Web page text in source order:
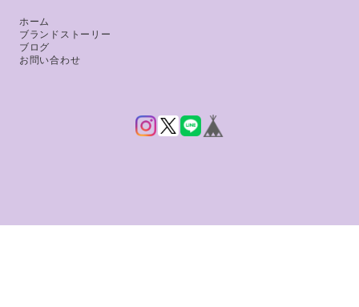
ホーム
ブランドストーリー
ブログ
お問い合わせ